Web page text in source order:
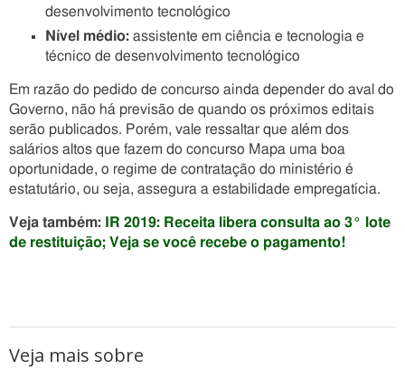
desenvolvimento tecnológico
Nível médio: assistente em ciência e tecnologia e
técnico de desenvolvimento tecnológico
Em razão do pedido de concurso ainda depender do aval do
Governo, não há previsão de quando os próximos editais
serão publicados. Porém, vale ressaltar que além dos
salários altos que fazem do concurso Mapa uma boa
oportunidade, o regime de contratação do ministério é
estatutário, ou seja, assegura a estabilidade empregatícia.
Veja também: IR 2019: Receita libera consulta ao 3° lote
de restituição; Veja se você recebe o pagamento!
Veja mais sobre